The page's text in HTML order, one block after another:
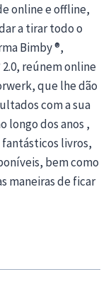
online e offline,
a tirar todo o
Bimby ®,
reúnem online
que lhe dão
com a sua
longo dos anos ,
livros,
bem como
maneiras de ficar